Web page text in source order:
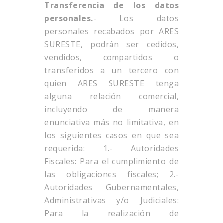
Transferencia de los datos
personales.- Los datos
personales recabados por ARES
SURESTE, podrán ser cedidos,
vendidos, compartidos o
transferidos a un tercero con
quien ARES SURESTE tenga
alguna relación comercial,
incluyendo de manera
enunciativa más no limitativa, en
los siguientes casos en que sea
requerida: 1.- Autoridades
Fiscales: Para el cumplimiento de
las obligaciones fiscales; 2.-
Autoridades Gubernamentales,
Administrativas y/o Judiciales:
Para la realización de